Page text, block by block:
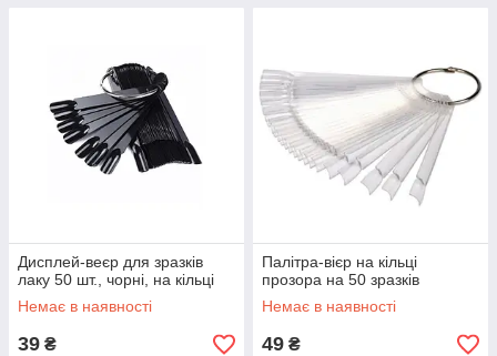
Дисплей-веєр для зразків
лаку 50 шт., чорні, на кільці
Немає в наявності
39 ₴
Палітра-вієр на кільці
прозора на 50 зразків
Немає в наявності
49 ₴